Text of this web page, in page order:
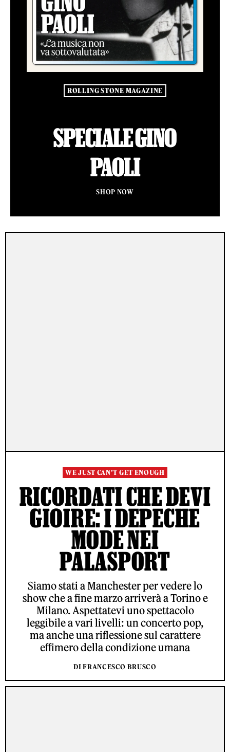
ROLLING STONE MAGAZINE
SPECIALE GINO
PAOLI
SHOP NOW
WE JUST CAN’T GET ENOUGH
RICORDATI CHE DEVI
GIOIRE: I DEPECHE
MODE NEI
PALASPORT
Siamo stati a Manchester per vedere lo
show che a fine marzo arriverà a Torino e
Milano. Aspettatevi uno spettacolo
leggibile a vari livelli: un concerto pop,
ma anche una riflessione sul carattere
effimero della condizione umana
DI FRANCESCO BRUSCO